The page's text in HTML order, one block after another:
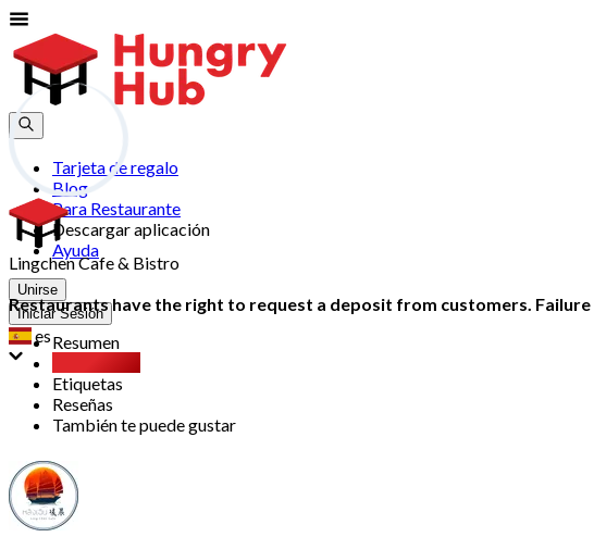
Tarjeta de regalo
Blog
Para Restaurante
Descargar aplicación
Ayuda
Unirse
Iniciar Sesión
es
Lingchen Cafe & Bistro
Restaurants have the right to request a deposit from customers.
Resumen
Etiquetas
Reseñas
También te puede gustar